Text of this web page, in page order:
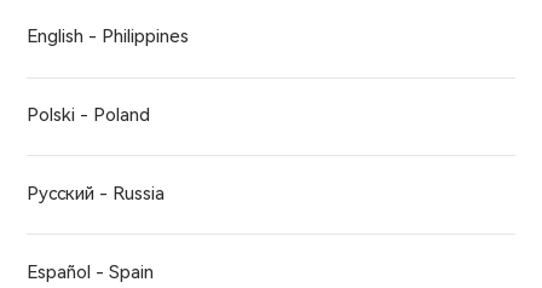
English - Philippines
Polski - Poland
Русский - Russia
Español - Spain